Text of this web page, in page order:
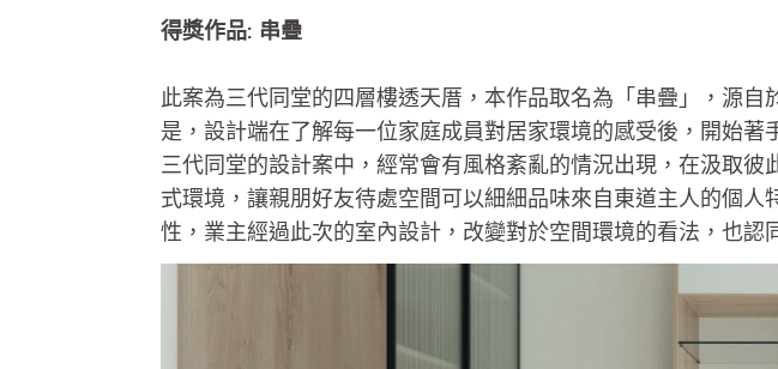
得獎作品: 串疊
此案為三代同堂的四層樓透天厝，本作品取名為「串疊」，源
是，設計端在了解每一位家庭成員對居家環境的感受後，開始著
三代同堂的設計案中，經常會有風格紊亂的情況出現，在汲取
式環境，讓親朋好友待處空間可以細細品味來自東道主人的個
性，業主經過此次的室內設計，改變對於空間環境的看法，也認